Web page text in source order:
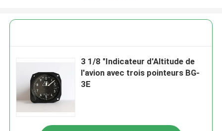
3 1/8 "Indicateur d'Altitude de
l'avion avec trois pointeurs BG-
3E